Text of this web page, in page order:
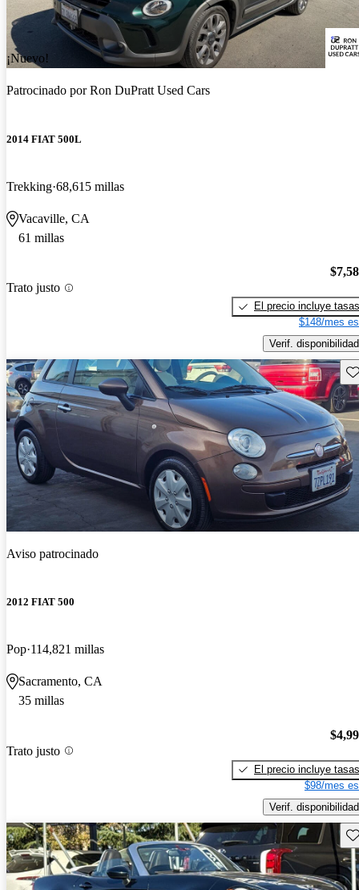
¡Nuevo!
Patrocinado porRon DuPratt Used Cars
2014 FIAT 500L
Trekking 68,615 millas
Vacaville, CA
61 millas
Trato justo
El precio incluye tasas
$148/mes
Verif. disponibilidad
Aviso patrocinado
2012 FIAT 500
Pop 114,821 millas
Sacramento, CA
35 millas
Trato justo
El precio incluye tasas
$98/mes
Verif. disponibilidad